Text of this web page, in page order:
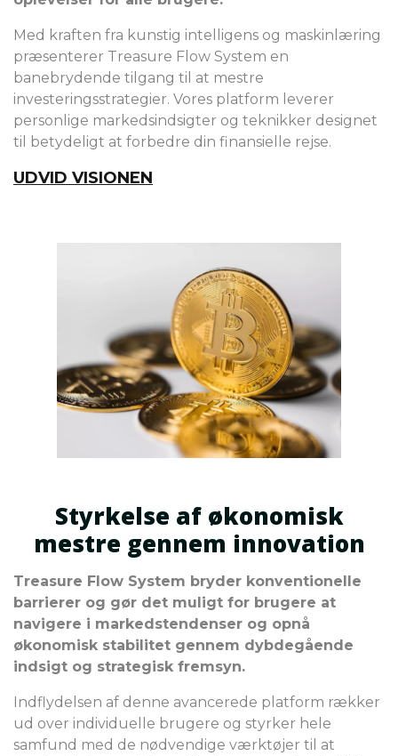
Med kraften fra kunstig intelligens og maskinlæring
præsenterer Treasure Flow System en
banebrydende tilgang til at mestre
investeringsstrategier. Vores platform leverer
personlige markedsindsigter og teknikker designet
til betydeligt at forbedre din finansielle rejse.
UDVID VISIONEN
Styrkelse af økonomisk
mestre gennem innovation
Treasure Flow System bryder konventionelle
barrierer og gør det muligt for brugere at
navigere i markedstendenser og opnå
økonomisk stabilitet gennem dybdegående
indsigt og strategisk fremsyn.
Indflydelsen af denne avancerede platform rækker
ud over individuelle brugere og styrker hele
samfund med de nødvendige værktøjer til at